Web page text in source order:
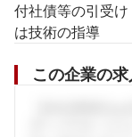
付社債等の引受
は技術の指導
この企業の求